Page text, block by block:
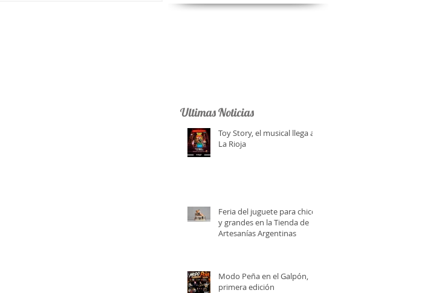
Ultimas Noticias
Toy Story, el musical llega a
La Rioja
Feria del juguete para chicos
y grandes en la Tienda de
Artesanías Argentinas
Modo Peña en el Galpón,
primera edición